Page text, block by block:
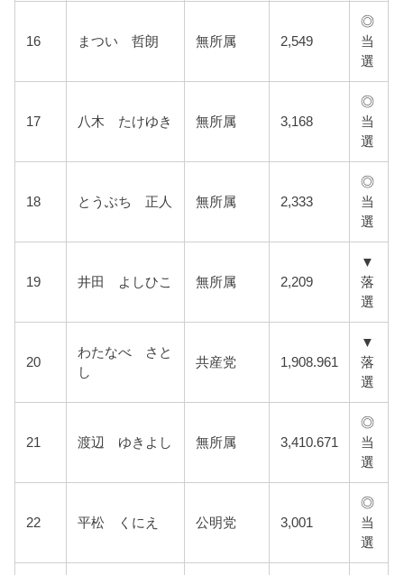
16 まつい 哲朗 無所属 2,549
◎
当
選
17 八木 たけゆき 無所属 3,168
◎
当
選
18 とうぶち 正人 無所属 2,333
◎
当
選
19 井田 よしひこ 無所属 2,209
▼
落
選
20
わたなべ さと
し
共産党 1,908.961
▼
落
選
21 渡辺 ゆきよし 無所属 3,410.671
◎
当
選
22 平松 くにえ 公明党 3,001
◎
当
選